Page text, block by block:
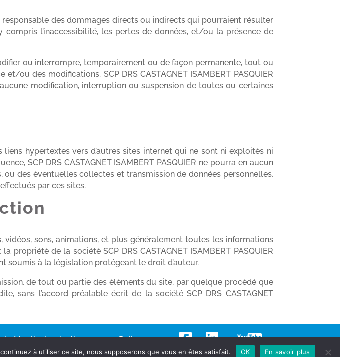
responsable des dommages directs ou indirects qui pourraient résulter
compris l’inaccessibilité, les pertes de données, et/ou la présence de
ou interrompre, temporairement ou de façon permanente, tout ou
ou des modifications. SCP DRS CASTAGNET ISAMBERT PASQUIER
modification, interruption ou suspension de toutes ou certaines
hypertextes vers d’autres sites internet qui ne sont ni exploités ni
SCP DRS CASTAGNET ISAMBERT PASQUIER ne pourra en aucun
des éventuelles collectes et transmission de données personnelles,
par ces sites.
sons, animations, et plus généralement toutes les informations
propriété de la société SCP DRS CASTAGNET ISAMBERT PASQUIER
soumis à la législation protégeant le droit d’auteur.
de tout ou partie des éléments du site, par quelque procédé que
sans l’accord préalable écrit de la société SCP DRS CASTAGNET
Moulin des Justices - 17138 Puiboreau
Réalisation: Ascomedia
à utiliser ce site, nous supposerons que vous en êtes satisfait. OK En savoir plus